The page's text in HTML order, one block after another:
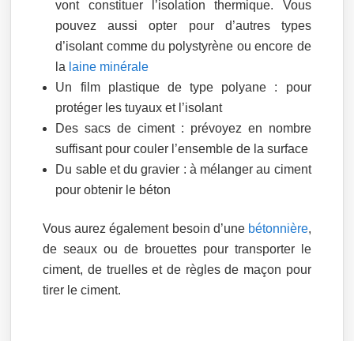
vont constituer l’isolation thermique. Vous
pouvez aussi opter pour d’autres types
d’isolant comme du polystyrène ou encore de
la laine minérale
Un film plastique de type polyane : pour
protéger les tuyaux et l’isolant
Des sacs de ciment : prévoyez en nombre
suffisant pour couler l’ensemble de la surface
Du sable et du gravier : à mélanger au ciment
pour obtenir le béton
Vous aurez également besoin d’une bétonnière,
de seaux ou de brouettes pour transporter le
ciment, de truelles et de règles de maçon pour
tirer le ciment.